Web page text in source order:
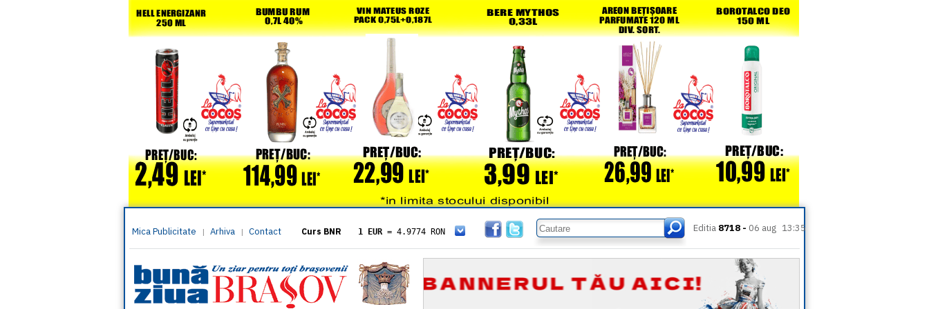
Mica Publicitate | Arhiva | Contact Curs BNR 1 EUR = 4.9774 RON
= 5.8304 RON
1 XAU= 464.4611 RON
1 AED= 1.1933 RON
1 AUD= 2.7957 RON
1 BGN= 2.5449 RON
Editia 8718 - 06 aug 13:35